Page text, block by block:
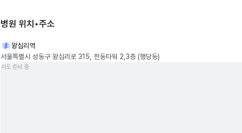
병원 위치•주소
왕십리역
서울특별시 성동구 왕십리로 315, 한동타워 2,3층 (행당동)
지도 준비 중